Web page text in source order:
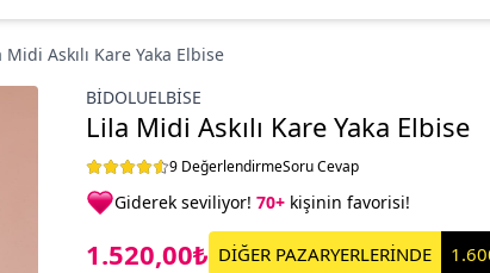
Midi Askılı Kare Yaka Elbise
BIDOLUELBISE
Lila Midi Askılı Kare Yaka Elbise
9 DeğerlendirmeSoru Cevap
Giderek seviliyor! 70+ kişinin favorisi!
1.520,00₺ DİĞER PAZARYERLERİNDE